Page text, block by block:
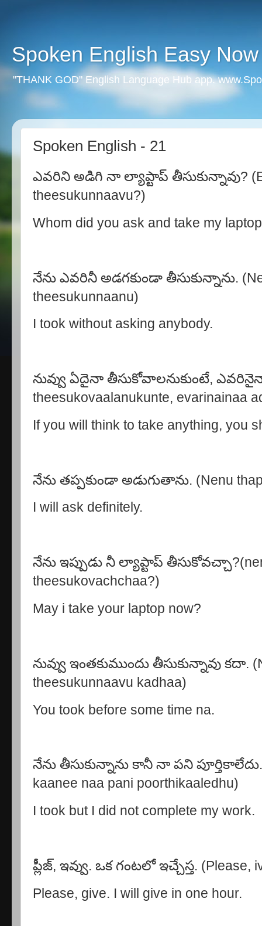
Spoken English Easy Now
"THANK GOD" English Language Hub app.
Spoken English - 21
ఎవరిని అడిగి నా ల్యాప్టాప్ తీసుకున్నావు?
theesukunnaavu?)
Whom did you ask and take my
నేను ఎవరినీ అడగకుండా తీసుకున్నాను.
theesukunnaanu)
I took without asking anybody.
నువ్వు ఏదైనా తీసుకోవాలనుకుంటే,
theesukovaalanukunte, evarinainaa
If you will think to take anything, you
నేను తప్పకుండా అడుగుతాను. (Nenu
I will ask definitely.
నేను ఇప్పుడు నీ ల్యాప్టాప్
theesukovachchaa?)
May i take your laptop now?
నువ్వు ఇంతకుముందు తీసుకున్నావు కదా.
theesukunnaavu kadhaa)
You took before some time na.
నేను తీసుకున్నాను కానీ నా పని పూర్తికాలేదు.
kaanee naa pani poorthikaaledhu)
I took but I did not complete my work.
ప్లీజ్, ఇవ్వు. ఒక గంటలో ఇచ్చేస్త. (Please,
Please, give. I will give in one hour.